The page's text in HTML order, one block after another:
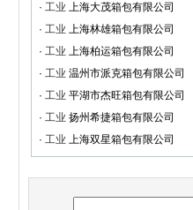
· 工业 上海大茂箱包有限公司
· 工业 上海林雄箱包有限公司
· 工业 上海柏运箱包有限公司
· 工业 温州市派克箱包有限公司
· 工业 平湖市杰旺箱包有限公司
· 工业 扬州希捷箱包有限公司
· 工业 上海双星箱包有限公司